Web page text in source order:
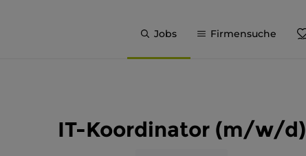
Jobs Firmensuche
IT-Koordinator (m/w/d)